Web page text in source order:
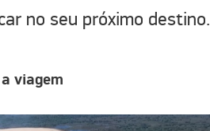
no seu próximo destino.
viagem